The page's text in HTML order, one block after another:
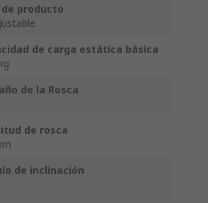
producto
de carga estática básica
de la Rosca
de rosca
de inclinación